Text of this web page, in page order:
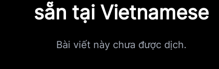
sẵn tại Vietnamese
Bài viết này chưa được dịch.